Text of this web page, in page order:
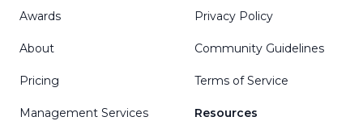
Awards
About
Pricing
Management Services
Privacy Policy
Community Guidelines
Terms of Service
Resources